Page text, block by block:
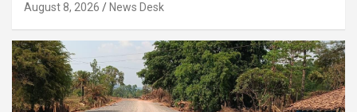
August 8, 2026 News Desk